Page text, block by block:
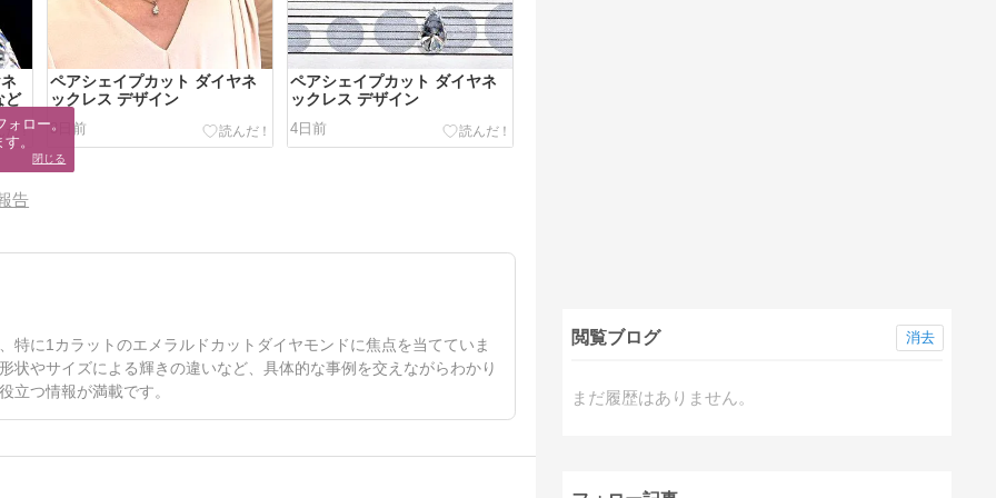
ど
ペアシェイプカット ダイヤネ
ックレス デザイン
3日前
ペアシェイプカット ダイヤネ
ックレス デザイン
4日前
告
に1カラットのエメラルドカットダイヤモンドに焦点を当てていま
やサイズによる輝きの違いなど、具体的な事例を交えながらわかり
立つ情報が満載です。
閲覧ブログ
まだ履歴はありません。
消去
ロー。
。
閉じる